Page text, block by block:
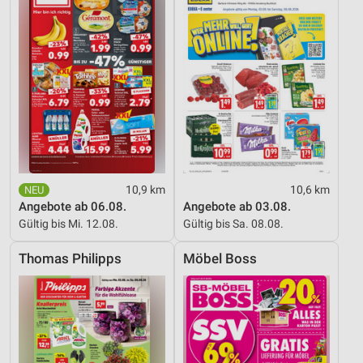
10,9 km
Angebote ab 06.08.
Gültig bis Mi. 12.08.
10,6 km
Angebote ab 03.08.
Gültig bis Sa. 08.08.
Thomas Philipps Möbel Boss
Funktional
Werbung